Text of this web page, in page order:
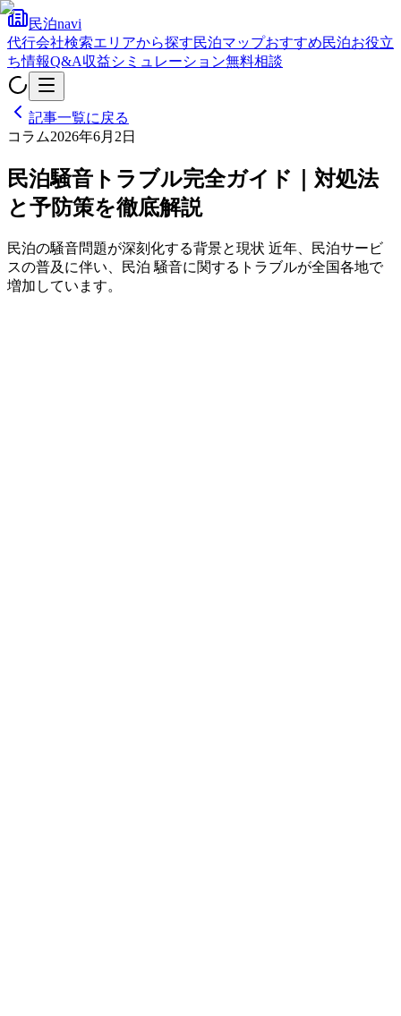
民泊navi
代行会社検索エリアから探す民泊マップおすすめ民泊お役立
ち情報Q&A収益シミュレーション無料相談
記事一覧に戻る
コラム2026年6月2日
民泊騒音トラブル完全ガイド｜対処法
と予防策を徹底解説
民泊の騒音問題が深刻化する背景と現状 近年、民泊サービ
スの普及に伴い、民泊 騒音に関するトラブルが全国各地で
増加しています。